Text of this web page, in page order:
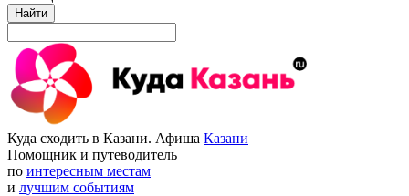
Найти
Куда сходить в Казани. Афиша Казани
Помощник и путеводитель
по интересным местам
и лучшим событиям